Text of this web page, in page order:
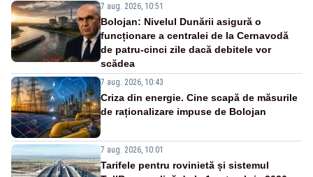
7 aug. 2026, 10:51
Bolojan: Nivelul Dunării asigură o
funcționare a centralei de la Cernavodă
de patru-cinci zile dacă debitele vor
scădea
7 aug. 2026, 10:43
Criza din energie. Cine scapă de măsurile
de raționalizare impuse de Bolojan
7 aug. 2026, 10:01
Tarifele pentru rovinietă și sistemul